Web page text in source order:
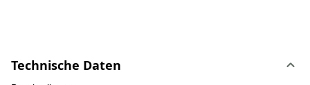
Technische Daten